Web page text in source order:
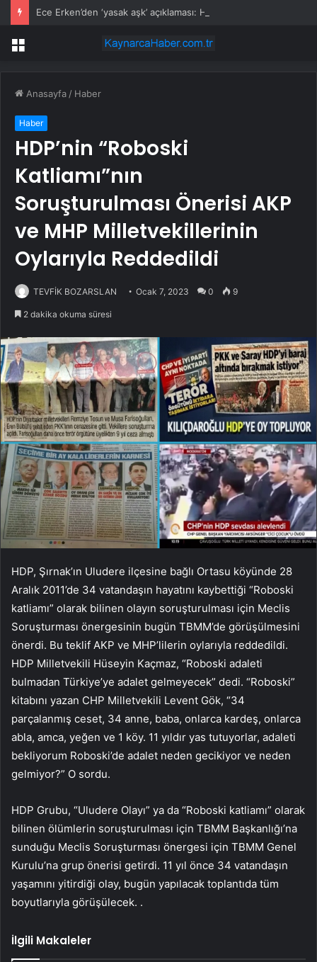
Menü
Anasayfa / Haber
Haber
HDP’nin “Roboski
Katliamı”nın
Soruşturulması Önerisi AKP
ve MHP Milletvekillerinin
Oylarıyla Reddedildi
TEVFİK BOZARSLAN Ocak 7, 2023 0 9
2 dakika okuma süresi
HDP, Şırnak’ın Uludere ilçesine bağlı Ortasu köyünde 28
Aralık 2011’de 34 vatandaşın hayatını kaybettiği “Roboski
katliamı” olarak bilinen olayın soruşturulması için Meclis
Soruşturması önergesinin bugün TBMM’de görüşülmesini
önerdi. Bu teklif AKP ve MHP’lilerin oylarıyla reddedildi.
HDP Milletvekili Hüseyin Kaçmaz, “Roboski adaleti
bulmadan Türkiye’ye adalet gelmeyecek” dedi. “Roboski”
kitabını yazan CHP Milletvekili Levent Gök, “34
parçalanmış ceset, 34 anne, baba, onlarca kardeş, onlarca
abla, amca, yeğen ve 1 köy. 11 yıldır yas tutuyorlar, adaleti
bekliyorum Roboski’de adalet neden gecikiyor ve neden
gelmiyor?” O sordu.
HDP Grubu, “Uludere Olayı” ya da “Roboski katliamı” olarak
bilinen ölümlerin soruşturulması için TBMM Başkanlığı’na
sunduğu Meclis Soruşturması önergesi için TBMM Genel
Kurulu’na grup önerisi getirdi. 11 yıl önce 34 vatandaşın
yaşamını yitirdiği olay, bugün yapılacak toplantıda tüm
boyutlarıyla görüşülecek. .
İlgili Makaleler